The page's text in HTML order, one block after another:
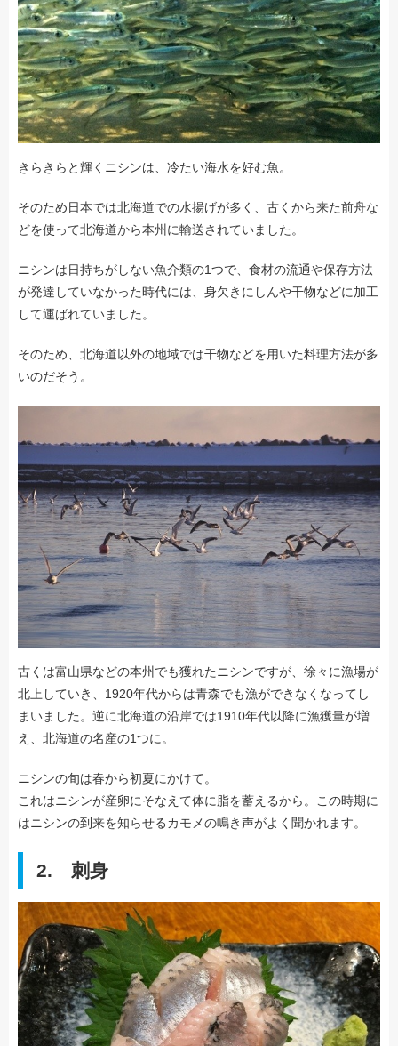
きらきらと輝くニシンは、冷たい海水を好む魚。
そのため日本では北海道での水揚げが多く、古くから来た前舟な
どを使って北海道から本州に輸送されていました。
ニシンは日持ちがしない魚介類の1つで、食材の流通や保存方法
が発達していなかった時代には、身欠きにしんや干物などに加工
して運ばれていました。
そのため、北海道以外の地域では干物などを用いた料理方法が多
いのだそう。
古くは富山県などの本州でも獲れたニシンですが、徐々に漁場が
北上していき、1920年代からは青森でも漁ができなくなってし
まいました。逆に北海道の沿岸では1910年代以降に漁獲量が増
え、北海道の名産の1つに。
ニシンの旬は春から初夏にかけて。
これはニシンが産卵にそなえて体に脂を蓄えるから。この時期に
はニシンの到来を知らせるカモメの鳴き声がよく聞かれます。
2. 刺身